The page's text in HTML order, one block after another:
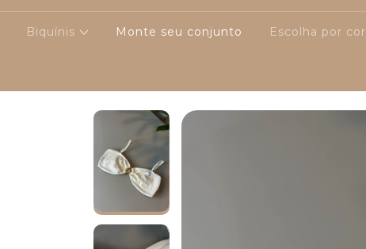
Biquínis Monte seu conjunto Escolha por cor